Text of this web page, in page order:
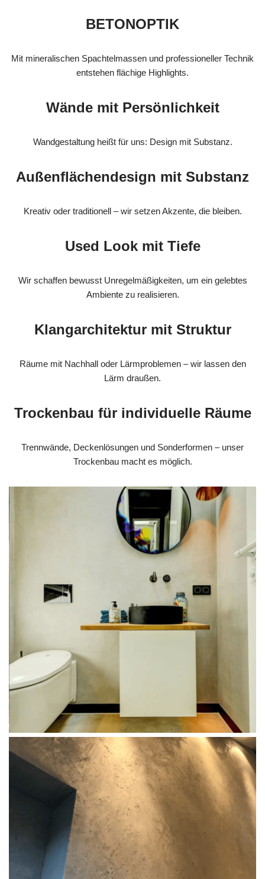
BETONOPTIK
Mit mineralischen Spachtelmassen und professioneller Technik
entstehen flächige Highlights.
Wände mit Persönlichkeit
Wandgestaltung heißt für uns: Design mit Substanz.
Außenflächendesign mit Substanz
Kreativ oder traditionell – wir setzen Akzente, die bleiben.
Used Look mit Tiefe
Wir schaffen bewusst Unregelmäßigkeiten, um ein gelebtes
Ambiente zu realisieren.
Klangarchitektur mit Struktur
Räume mit Nachhall oder Lärmproblemen – wir lassen den
Lärm draußen.
Trockenbau für individuelle Räume
Trennwände, Deckenlösungen und Sonderformen – unser
Trockenbau macht es möglich.